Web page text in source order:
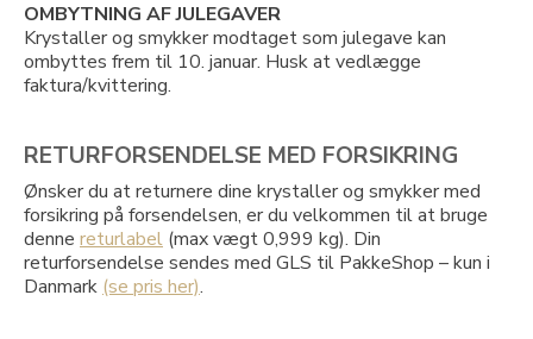
OMBYTNING AF JULEGAVER
Krystaller og smykker modtaget som julegave kan
ombyttes frem til 10. januar. Husk at vedlægge
faktura/kvittering.
RETURFORSENDELSE MED FORSIKRING
Ønsker du at returnere dine krystaller og smykker med
forsikring på forsendelsen, er du velkommen til at bruge
denne returlabel (max vægt 0,999 kg). Din
returforsendelse sendes med GLS til PakkeShop – kun i
Danmark (se pris her).